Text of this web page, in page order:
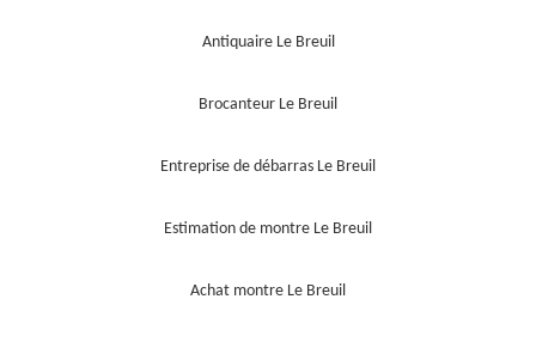
Antiquaire Le Breuil
Brocanteur Le Breuil
Entreprise de débarras Le Breuil
Estimation de montre Le Breuil
Achat montre Le Breuil